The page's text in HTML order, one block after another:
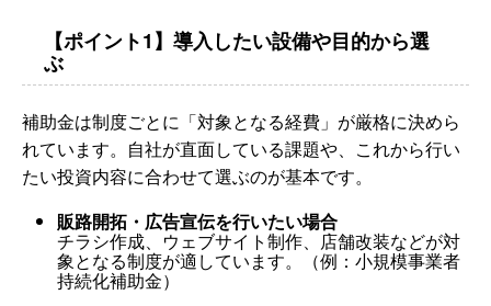
【ポイント1】導入したい設備や目的から選
ぶ
補助金は制度ごとに「対象となる経費」が厳格に決めら
れています。自社が直面している課題や、これから行い
たい投資内容に合わせて選ぶのが基本です。
販路開拓・広告宣伝を行いたい場合
チラシ作成、ウェブサイト制作、店舗改装などが対
象となる制度が適しています。（例：小規模事業者
持続化補助金）